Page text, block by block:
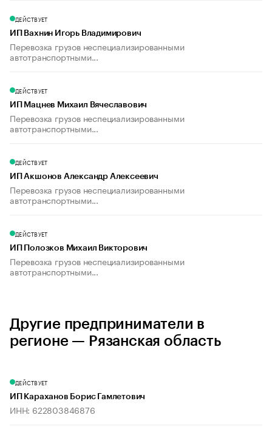
ДЕЙСТВУЕТ
ИП Вахнин Игорь Владимирович
Перевозка грузов неспециализированными
автотранспортными...
ДЕЙСТВУЕТ
ИП Мацнев Михаил Вячеславович
Перевозка грузов неспециализированными
автотранспортными...
ДЕЙСТВУЕТ
ИП Акшонов Александр Алексеевич
Перевозка грузов неспециализированными
автотранспортными...
ДЕЙСТВУЕТ
ИП Полозков Михаил Викторович
Перевозка грузов неспециализированными
автотранспортными...
Другие предприниматели в
регионе — Рязанская область
ДЕЙСТВУЕТ
ИП Караханов Борис Гамлетович
ИНН: 622803846876